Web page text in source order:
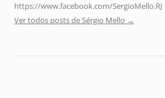
https://www.facebook.com/SergioMello.RJ
Ver todos posts de Sérgio Mello →